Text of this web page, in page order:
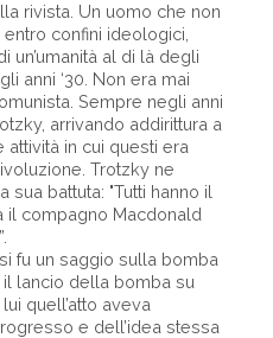
rivista. Un uomo che non
confini ideologici,
un’umanità al di là degli
anni ‘30. Non era mai
Sempre negli anni
arrivando addirittura a
in cui questi era
Trotzky ne
sua battuta: "Tutti hanno il
il compagno Macdonald
fu un saggio sulla bomba
lancio della bomba su
quell’atto aveva
e dell’idea stessa